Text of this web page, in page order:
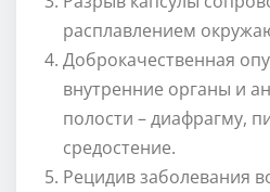
расплавлением
Доброкачественная
внутренние органы и
полости – диафрагму,
средостение.
Рецидив заболевания